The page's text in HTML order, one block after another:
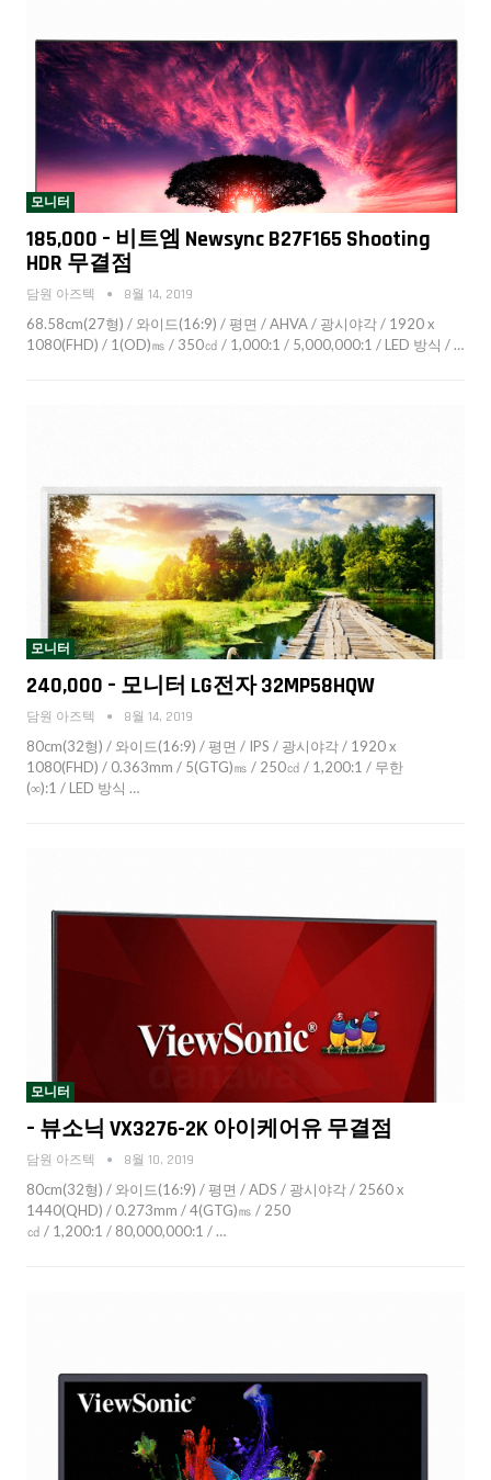
모니터
185,000 – 비트엠 Newsync B27F165 Shooting
HDR 무결점
담원 아즈텍 8월 14, 2019
68.58cm(27형) / 와이드(16:9) / 평면 / AHVA / 광시야각 / 1920 x
1080(FHD) / 1(OD)㎳ / 350㏅ / 1,000:1 / 5,000,000:1 / LED 방식 / …
모니터
240,000 – 모니터 LG전자 32MP58HQW
담원 아즈텍 8월 14, 2019
80cm(32형) / 와이드(16:9) / 평면 / IPS / 광시야각 / 1920 x
1080(FHD) / 0.363mm / 5(GTG)㎳ / 250㏅ / 1,200:1 / 무한
(∞):1 / LED 방식 …
모니터
– 뷰소닉 VX3276-2K 아이케어유 무결점
담원 아즈텍 8월 10, 2019
80cm(32형) / 와이드(16:9) / 평면 / ADS / 광시야각 / 2560 x
1440(QHD) / 0.273mm / 4(GTG)㎳ / 250
㏅ / 1,200:1 / 80,000,000:1 / …